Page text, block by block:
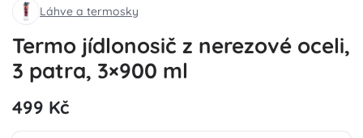
Láhve a termosky
Termo jídlonosič z nerezové oceli,
3 patra, 3×900 ml
499 Kč